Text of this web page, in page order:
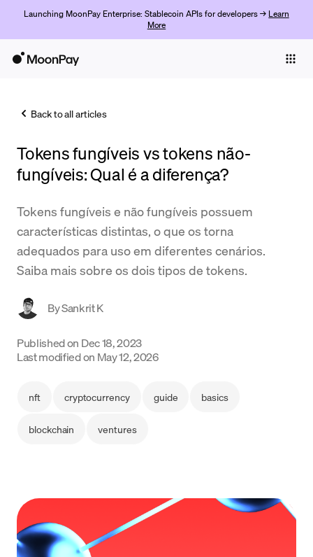
Launching MoonPay Enterprise: Stablecoin APIs for developers → Learn
More
Trade
Company
Crypto Prices
Learn
Support
Back to all articles
Tokens fungíveis vs tokens não-
fungíveis: Qual é a diferença?
Tokens fungíveis e não fungíveis possuem
características distintas, o que os torna
adequados para uso em diferentes cenários.
Saiba mais sobre os dois tipos de tokens.
BySankrit K
Published on Dec 18, 2023
Last modified on May 12, 2026
nft cryptocurrency guide basics
blockchain ventures